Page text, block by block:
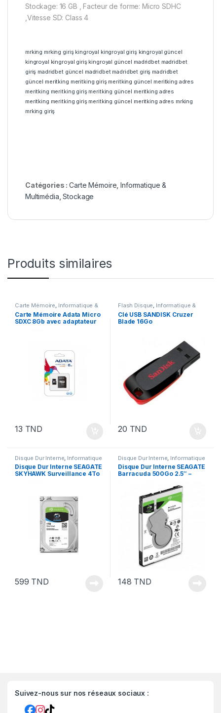
Stockage: 16 GB , Facteur de forme: Micro SDHC
,Vitesse SD: Class 4
mrking mrking giriş kingroyal kingroyal giriş kingroyal güncel
kingroyal kingroyal giriş kingroyal güncel madridbet madridbet
giriş madridbet güncel madridbet madridbet giriş madridbet
güncel meritking meritking giriş meritking güncel meritking adres
meritking meritking giriş meritking güncel meritking adres
meritking meritking giriş meritking güncel meritking adres mrking
mrking giriş
Catégories :Carte Mémoire ,Informatique &
Multimédia ,Stockage
Produits similaires
Carte Mémoire, Informatique &
Multimédia Stockage
Carte Mémoire Adata Micro
SDXC 8Gb avec adaptateur
13 TND
Flash Disque, Informatique &
Multimédia , Stockage
Clé USB SANDISK Cruzer
Blade 16Go
20 TND
Disque Dur Interne Informatique
& Multimédia , Stockage
Disque Dur Interne SEAGATE
SKYHAWK Surveillance 4To
599 TND
Disque Dur Interne Informatique
& Multimédia , Stockage
Disque Dur Interne SEAGATE
Barracuda 500Go 2.5″ –
148 TND
Suivez-nous sur nos réseaux sociaux :